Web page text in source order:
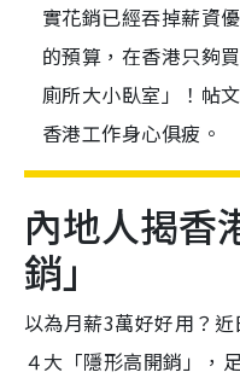
實花銷已經吞掉薪資
的預算，在香港只夠
廁所大小臥室」！帖
香港工作身心俱疲。
內地人揭香
銷」
以為月薪3萬好好用？
４大「隱形高開銷」，